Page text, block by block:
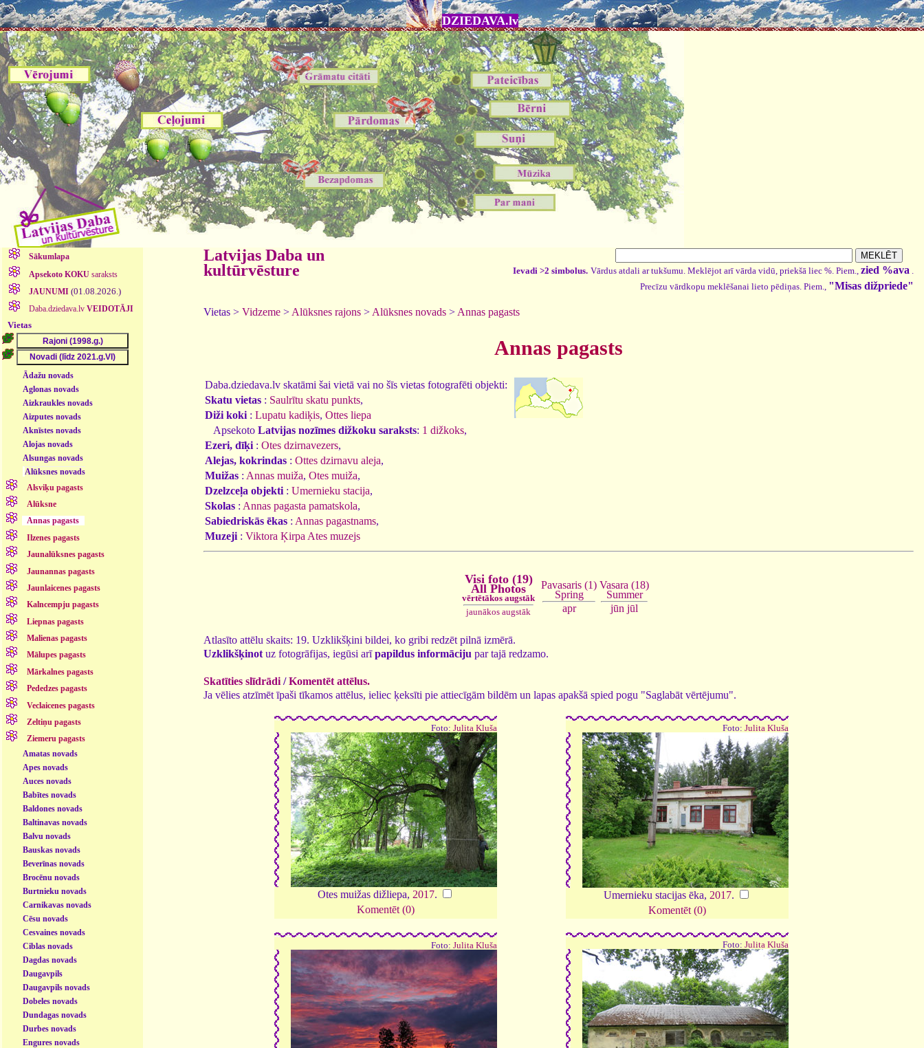
DZIEDAVA.lv
Sākumlapa
Apsekoto KOKUsaraksts
JAUNUMI (01.08.2026.)
Daba.dziedava.lv VEIDOTĀJI
Vietas
Ādažu novads
Aglonas novads
Aizkraukles novads
Aizputes novads
Aknīstes novads
Alojas novads
Alsungas novads
Alūksnes novads
Alsviķu pagasts
Alūksne
Annas pagasts
Ilzenes pagasts
Jaunalūksnes pagasts
Jaunannas pagasts
Jaunlaicenes pagasts
Kalncempju pagasts
Liepnas pagasts
Malienas pagasts
Mālupes pagasts
Mārkalnes pagasts
Pededzes pagasts
Veclaicenes pagasts
Zeltiņu pagasts
Ziemeru pagasts
Amatas novads
Apes novads
Auces novads
Babītes novads
Baldones novads
Baltinavas novads
Balvu novads
Bauskas novads
Beverīnas novads
Brocēnu novads
Burtnieku novads
Carnikavas novads
Cēsu novads
Cesvaines novads
Ciblas novads
Dagdas novads
Daugavpils
Daugavpils novads
Dobeles novads
Dundagas novads
Durbes novads
Engures novads
Latvijas Daba un
kultūrvēsture
Ievadi >2 simbolus. Vārdus atdali ar tukšumu. Meklējot arī vārda vidū, priekšā liec %. Piem., zied %ava .
Precīzu vārdkopu meklēšanai lieto pēdiņas. Piem., "Misas dižpriede"
Vietas > Vidzeme > Alūksnes rajons > Alūksnes novads > Annas pagasts
Annas pagasts
Daba.dziedava.lv skatāmi šai vietā vai no šīs vietas fotografēti objekti:
Skatu vietas : Saulrītu skatu punkts,
Diži koki : Lupatu kadiķis, Ottes liepa
Apsekoto Latvijas nozīmes dižkoku saraksts: 1 dižkoks,
Ezeri, dīķi : Otes dzirnavezers,
Alejas, kokrindas : Ottes dzirnavu aleja,
Muižas : Annas muiža, Otes muiža,
Dzelzceļa objekti : Umernieku stacija,
Skolas : Annas pagasta pamatskola,
Sabiedriskās ēkas : Annas pagastnams,
Muzeji : Viktora Ķirpa Ates muzejs
Visi foto (19)
All Photos
vērtētākos augstāk
jaunākos augstāk
Pavasaris (1)
Spring
apr
Vasara (18)
Summer
jūn jūl
Atlasīto attēlu skaits: 19. Uzklikšķini bildei, ko gribi redzēt pilnā izmērā.
Uzklikšķinot uz fotogrāfijas, iegūsi arīpapildus informāciju par tajā redzamo.
Skatīties slīdrādi /Komentēt attēlus.
Ja vēlies atzīmēt īpaši tīkamos attēlus, ieliec ķeksīti pie attiecīgām bildēm un lapas apakšā spied pogu "Saglabāt vērtējumu".
Foto: Julita Kluša
Otes muižas dižliepa, 2017.
Komentēt (0)
Foto: Julita Kluša
Umernieku stacijas ēka, 2017.
Komentēt (0)
Foto: Julita Kluša Foto: Julita Kluša